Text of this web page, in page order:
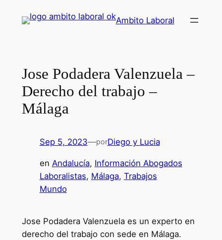
Ambito Laboral
Jose Podadera Valenzuela –
Derecho del trabajo –
Málaga
Sep 5, 2023—porDiego y Lucia
en Andalucía, Información Abogados
Laboralistas, Málaga, Trabajos
Mundo
Jose Podadera Valenzuela es un experto en
derecho del trabajo con sede en Málaga.